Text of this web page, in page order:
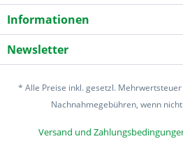
Informationen
Newsletter
* Alle Preise inkl. gesetzl. Mehrwertsteuer
Nachnahmegebühren, wenn
Versand und